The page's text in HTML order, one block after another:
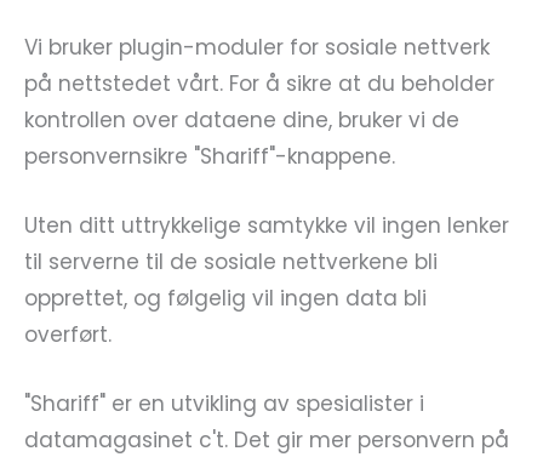
Vi bruker plugin-moduler for sosiale nettverk
på nettstedet vårt. For å sikre at du beholder
kontrollen over dataene dine, bruker vi de
personvernsikre "Shariff"-knappene.
Uten ditt uttrykkelige samtykke vil ingen lenker
til serverne til de sosiale nettverkene bli
opprettet, og følgelig vil ingen data bli
overført.
"Shariff" er en utvikling av spesialister i
datamagasinet c't. Det gir mer personvern på